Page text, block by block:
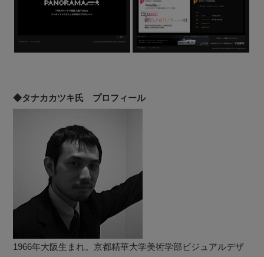
◆タナカカツキ氏 プロフィール
1966年大阪生まれ。京都精華大学美術学部ビジュアルデザ